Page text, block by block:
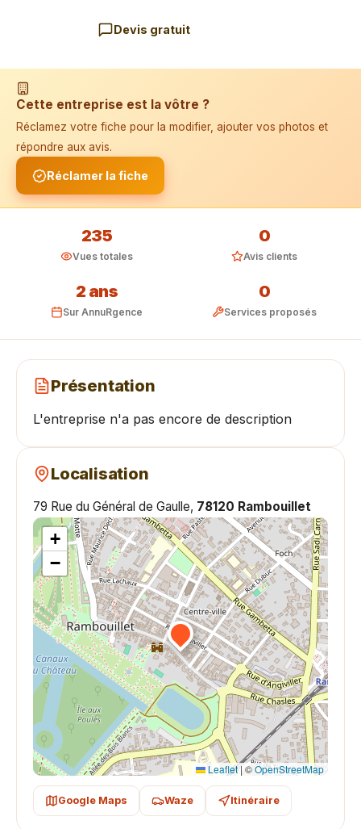
📱 Installer l'application
Devis gratuit
Cette entreprise est la vôtre ?
Réclamez votre fiche pour la modifier, ajouter vos photos et
répondre aux avis.
Réclamer la fiche
235
Vues totales
0
Avis clients
2 ans
Sur AnnuRgence
0
Services proposés
Présentation
L'entreprise n'a pas encore de description
Localisation
79 Rue du Général de Gaulle, 78120 Rambouillet
+
−
Leaflet|©OpenStreetMap
Google Maps Waze Itinéraire